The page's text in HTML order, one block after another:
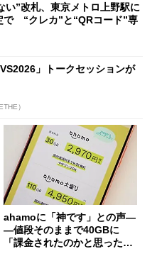
い”改札、東京メトロ上野駅に
“クレカ”と“QRコード”専
」トークセッションが
）
ahamoに「神です」との声―
―値段そのままで40GBに
「課金されたのかと思った」